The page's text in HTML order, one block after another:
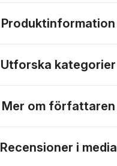
Produktinformation
Utforska kategorier
Mer om författaren
Recensioner i media